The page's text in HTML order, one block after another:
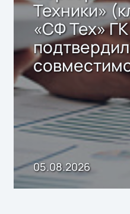
Техники»
«СФ Тех»
решением
Storage 2.x
хранения
05.08.2026